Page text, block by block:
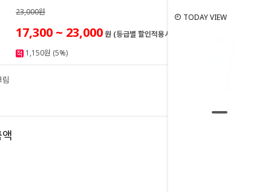
TODAY VIEW
23,000원
17,300 ~ 23,000원 (등급별 할인적용시)
1,150원 (5%)